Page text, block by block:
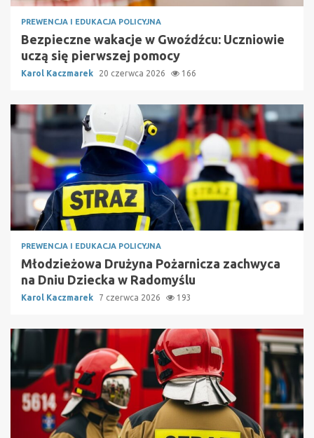
PREWENCJA I EDUKACJA POLICYJNA
Bezpieczne wakacje w Gwoźdźcu: Uczniowie
uczą się pierwszej pomocy
Karol Kaczmarek 20 czerwca 2026 166
PREWENCJA I EDUKACJA POLICYJNA
Młodzieżowa Drużyna Pożarnicza zachwyca
na Dniu Dziecka w Radomyślu
Karol Kaczmarek 7 czerwca 2026 193